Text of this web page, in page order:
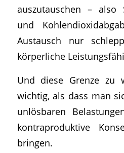
auszutauschen – also
und
Austausch nur
körperliche
Und diese Grenze zu
wichtig, als dass man
unlösbaren
kontraproduktive
bringen.